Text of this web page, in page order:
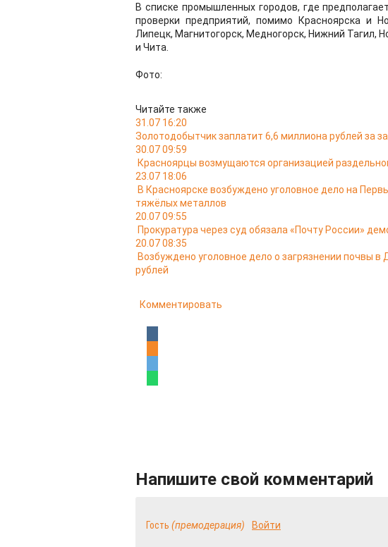
В списке промышленных городов, где
проверки предприятий, помимо Красноярска и
Липецк, Магнитогорск, Медногорск, Нижний Тагил,
и Чита.
Фото:
Читайте также
31.07 16:20
Золотодобытчик заплатит 6,6 миллиона рублей за
30.07 09:59
Красноярцы возмущаются организацией
23.07 18:06
В Красноярске возбуждено уголовное дело на
тяжёлых металлов
20.07 09:55
Прокуратура через суд обязала «Почту России»
20.07 08:35
Возбуждено уголовное дело о загрязнении почвы
рублей
Комментировать
Напишите свой комментарий
Гость (премодерация) Войти